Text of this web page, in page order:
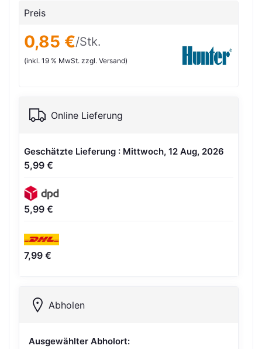
Preis
0,85 €/Stk.
(inkl. 19 % MwSt. zzgl. Versand)
Online Lieferung
Geschätzte Lieferung : Mittwoch, 12 Aug, 2026
5,99 €
5,99 €
7,99 €
Abholen
Ausgewählter Abholort: